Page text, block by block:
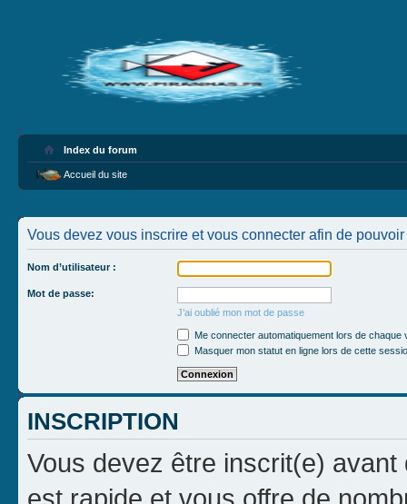
Index du forum
Accueil du site
Vous devez vous inscrire et vous connecter afin de
Nom d’utilisateur :
Mot de passe:
J’ai oublié mon mot de passe
Me connecter automatiquement lors de chaque
Masquer mon statut en ligne lors de cette
INSCRIPTION
Vous devez être inscrit(e) avant
est rapide et vous offre de